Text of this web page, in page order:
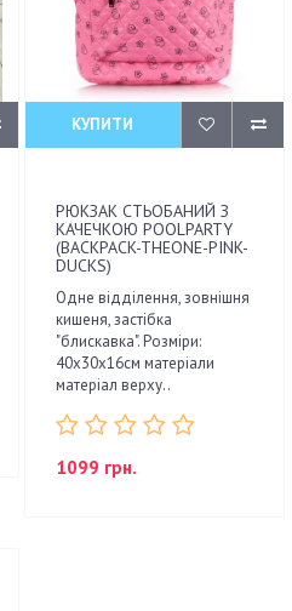
КУПИТИ
РЮКЗАК СТЬОБАНИЙ З
КАЧЕЧКОЮ POOLPARTY
(BACKPACK-THEONE-PINK-
DUCKS)
Одне відділення, зовнішня
кишеня, застібка
"блискавка". Розміри:
40х30х16см матеріали
матеріал верху..
1099 грн.